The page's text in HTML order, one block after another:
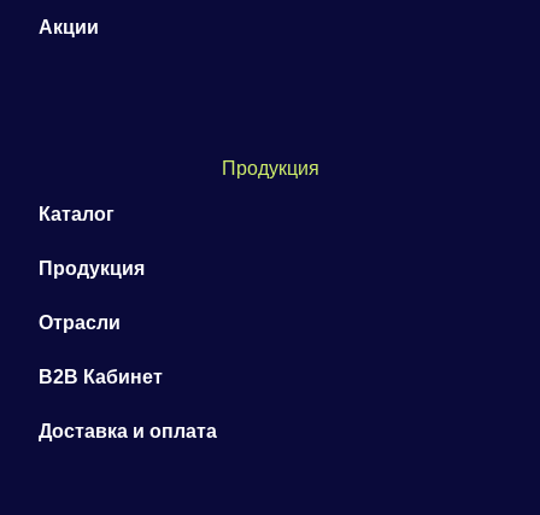
Акции
Продукция
Каталог
Продукция
Отрасли
B2B Кабинет
Доставка и оплата